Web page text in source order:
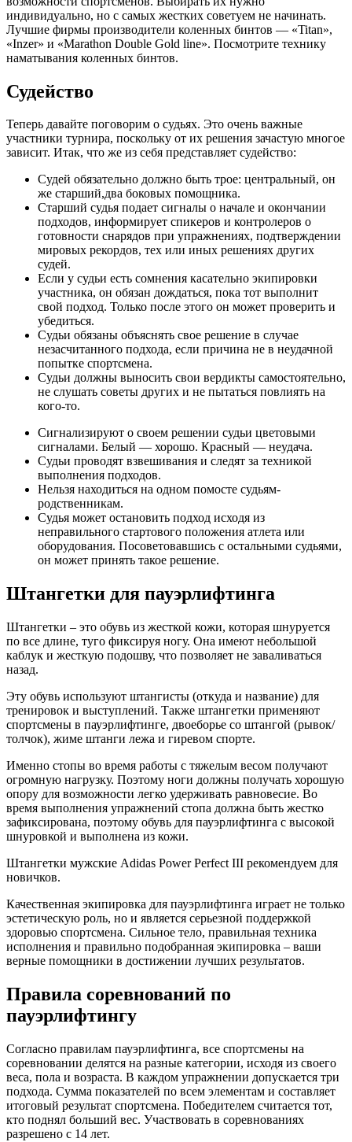
индивидуально, но с самых жестких советуем не начинать.
Лучшие фирмы производители коленных бинтов — «Titan»,
«Inzer» и «Marathon Double Gold line». Посмотрите технику
наматывания коленных бинтов.
Судейство
Теперь давайте поговорим о судьях. Это очень важные
участники турнира, поскольку от их решения зачастую многое
зависит. Итак, что же из себя представляет судейство:
Судей обязательно должно быть трое: центральный, он
же старший,два боковых помощника.
Старший судья подает сигналы о начале и окончании
подходов, информирует спикеров и контролеров о
готовности снарядов при упражнениях, подтверждении
мировых рекордов, тех или иных решениях других
судей.
Если у судьи есть сомнения касательно экипировки
участника, он обязан дождаться, пока тот выполнит
свой подход. Только после этого он может проверить и
убедиться.
Судьи обязаны объяснять свое решение в случае
незасчитанного подхода, если причина не в неудачной
попытке спортсмена.
Судьи должны выносить свои вердикты самостоятельно,
не слушать советы других и не пытаться повлиять на
кого-то.
Сигнализируют о своем решении судьи цветовыми
сигналами. Белый — хорошо. Красный — неудача.
Судьи проводят взвешивания и следят за техникой
выполнения подходов.
Нельзя находиться на одном помосте судьям-
родственникам.
Судья может остановить подход исходя из
неправильного стартового положения атлета или
оборудования. Посоветовавшись с остальными судьями,
он может принять такое решение.
Штангетки для пауэрлифтинга
Штангетки – это обувь из жесткой кожи, которая шнуруется
по все длине, туго фиксируя ногу. Она имеют небольшой
каблук и жесткую подошву, что позволяет не заваливаться
назад.
Эту обувь используют штангисты (откуда и название) для
тренировок и выступлений. Также штангетки применяют
спортсмены в пауэрлифтинге, двоеборье со штангой (рывок/
толчок), жиме штанги лежа и гиревом спорте.
Именно стопы во время работы с тяжелым весом получают
огромную нагрузку. Поэтому ноги должны получать хорошую
опору для возможности легко удерживать равновесие. Во
время выполнения упражнений стопа должна быть жестко
зафиксирована, поэтому обувь для пауэрлифтинга с высокой
шнуровкой и выполнена из кожи.
Штангетки мужские Adidas Power Perfect III рекомендуем для
новичков.
Качественная экипировка для пауэрлифтинга играет не только
эстетическую роль, но и является серьезной поддержкой
здоровью спортсмена. Сильное тело, правильная техника
исполнения и правильно подобранная экипировка – ваши
верные помощники в достижении лучших результатов.
Правила соревнований по
пауэрлифтингу
Согласно правилам пауэрлифтинга, все спортсмены на
соревновании делятся на разные категории, исходя из своего
веса, пола и возраста. В каждом упражнении допускается три
подхода. Сумма показателей по всем элементам и составляет
итоговый результат спортсмена. Победителем считается тот,
кто поднял больший вес. Участвовать в соревнованиях
разрешено с 14 лет.